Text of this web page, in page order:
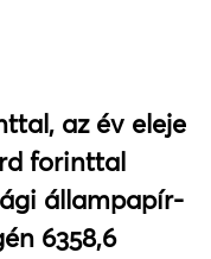
az év eleje
forinttal
állampapír-
6358,6